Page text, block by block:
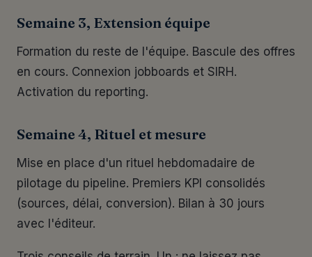
Semaine 3, Extension équipe
Formation du reste de l'équipe. Bascule des offres
en cours. Connexion jobboards et SIRH.
Activation du reporting.
Semaine 4, Rituel et mesure
Mise en place d'un rituel hebdomadaire de
pilotage du pipeline. Premiers KPI consolidés
(sources, délai, conversion). Bilan à 30 jours
avec l'éditeur.